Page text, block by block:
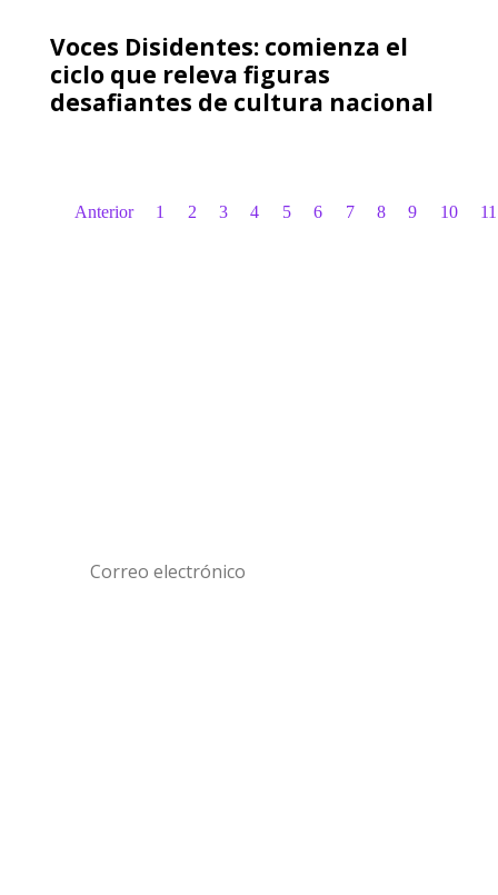
Voces Disidentes: comienza el
ciclo que releva figuras
desafiantes de cultura nacional
Anterior 1 2 3 4 5 6 7 8 9 10 11